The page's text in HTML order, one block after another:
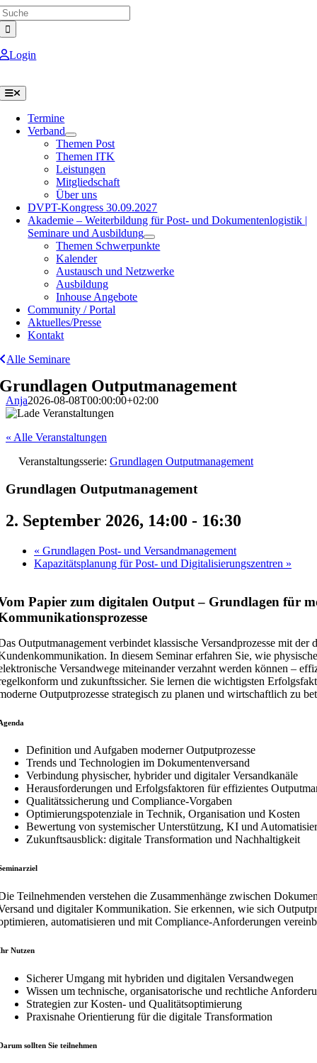
Skip
to
content
Login
Toggle
Navigation
Termine
Verband
Themen Post
Themen ITK
Leistungen
Mitgliedschaft
Über uns
DVPT-Kongress 30.09.2027
Akademie – Weiterbildung für Post- und Dokumentenlogistik |
Seminare und Ausbildung
Themen Schwerpunkte
Kalender
Austausch und Netzwerke
Ausbildung
Inhouse Angebote
Community / Portal
Aktuelles/Presse
Kontakt
Alle Seminare
Grundlagen Outputmanagement
Anja2026-08-08T00:00:00+02:00
« Alle Veranstaltungen
Veranstaltungsserie: Grundlagen Outputmanagement
Grundlagen Outputmanagement
2. September 2026, 14:00 - 16:30
« Grundlagen Post- und Versandmanagement
Kapazitätsplanung für Post- und Digitalisierungszentren »
Papier zum digitalen Output – Grundlagen für
Outputmanagement verbindet klassische Versandprozesse mit der
In diesem Seminar erfahren Sie, wie
Versandwege miteinander verzahnt werden können –
und zukunftssicher. Sie lernen die wichtigsten
Outputprozesse strategisch zu planen und wirtschaftlich zu
Definition und Aufgaben moderner Outputprozesse
Trends und Technologien im Dokumentenversand
Verbindung physischer, hybrider und digitaler Versandkanäle
Herausforderungen und Erfolgsfaktoren für effizientes
Qualitätssicherung und Compliance-Vorgaben
Optimierungspotenziale in Technik, Organisation und Kosten
Bewertung von systemischer Unterstützung, KI und
Zukunftsausblick: digitale Transformation und Nachhaltigkeit
Teilnehmenden verstehen die Zusammenhänge zwischen
und digitaler Kommunikation. Sie erkennen, wie sich
automatisieren und mit Compliance-Anforderungen
Nutzen
Sicherer Umgang mit hybriden und digitalen Versandwegen
Wissen um technische, organisatorische und rechtliche
Strategien zur Kosten- und Qualitätsoptimierung
Praxisnahe Orientierung für die digitale Transformation
sollten Sie teilnehmen